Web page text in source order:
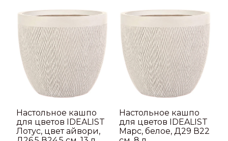
Настольное кашпо
для цветов IDEALIST
Лотус, цвет айвори,
Настольное кашпо
для цветов IDEALIST
Марс, белое, Д29 В22